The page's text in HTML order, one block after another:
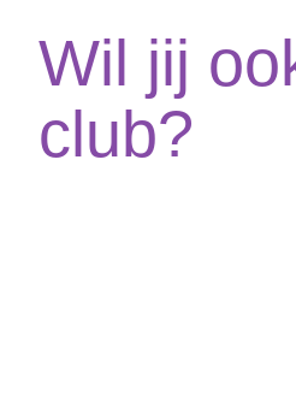
Wil jij
club?